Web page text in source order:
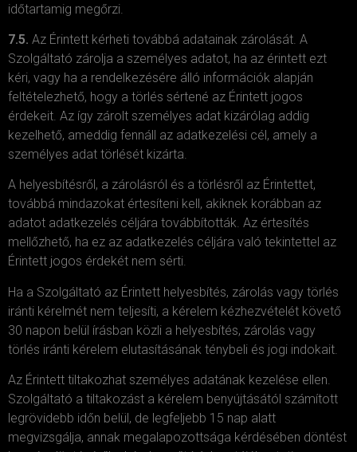
időtartamig megőrzi.
7.5. Az Érintett kérheti továbbá adatainak zárolását. A
Szolgáltató zárolja a személyes adatot, ha az érintett ezt
kéri, vagy ha a rendelkezésére álló információk alapján
feltételezhető, hogy a törlés sértené az Érintett jogos
érdekeit. Az így zárolt személyes adat kizárólag addig
kezelhető, ameddig fennáll az adatkezelési cél, amely a
személyes adat törlését kizárta.
A helyesbítésről, a zárolásról és a törlésről az Érintettet,
továbbá mindazokat értesíteni kell, akiknek korábban az
adatot adatkezelés céljára továbbították. Az értesítés
mellőzhető, ha ez az adatkezelés céljára való tekintettel az
Érintett jogos érdekét nem sérti.
Ha a Szolgáltató az Érintett helyesbítés, zárolás vagy törlés
iránti kérelmét nem teljesíti, a kérelem kézhezvételét követő
30 napon belül írásban közli a helyesbítés, zárolás vagy
törlés iránti kérelem elutasításának ténybeli és jogi indokait.
Az Érintett tiltakozhat személyes adatának kezelése ellen.
Szolgáltató a tiltakozást a kérelem benyújtásától számított
legrövidebb időn belül, de legfeljebb 15 nap alatt
megvizsgálja, annak megalapozottsága kérdésében döntést